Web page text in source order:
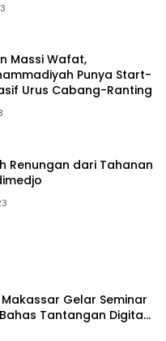
Massi Wafat,
Punya Start-
Urus Cabang-Ranting
Renungan dari Tahanan
Makassar Gelar Seminar
Tantangan Digital